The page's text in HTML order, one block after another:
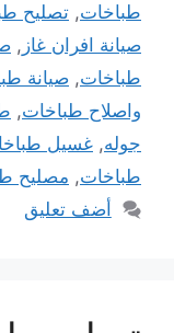
طباخات, تصليح
صيانة افران غاز ,
طباخات, صيانة
واصلاح طباخات,
جوله, غسيل
طباخات, مصليح
أضف تعليق